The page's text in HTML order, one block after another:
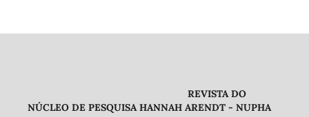
REVISTA DO
NÚCLEO DE PESQUISA HANNAH ARENDT - NUPHA